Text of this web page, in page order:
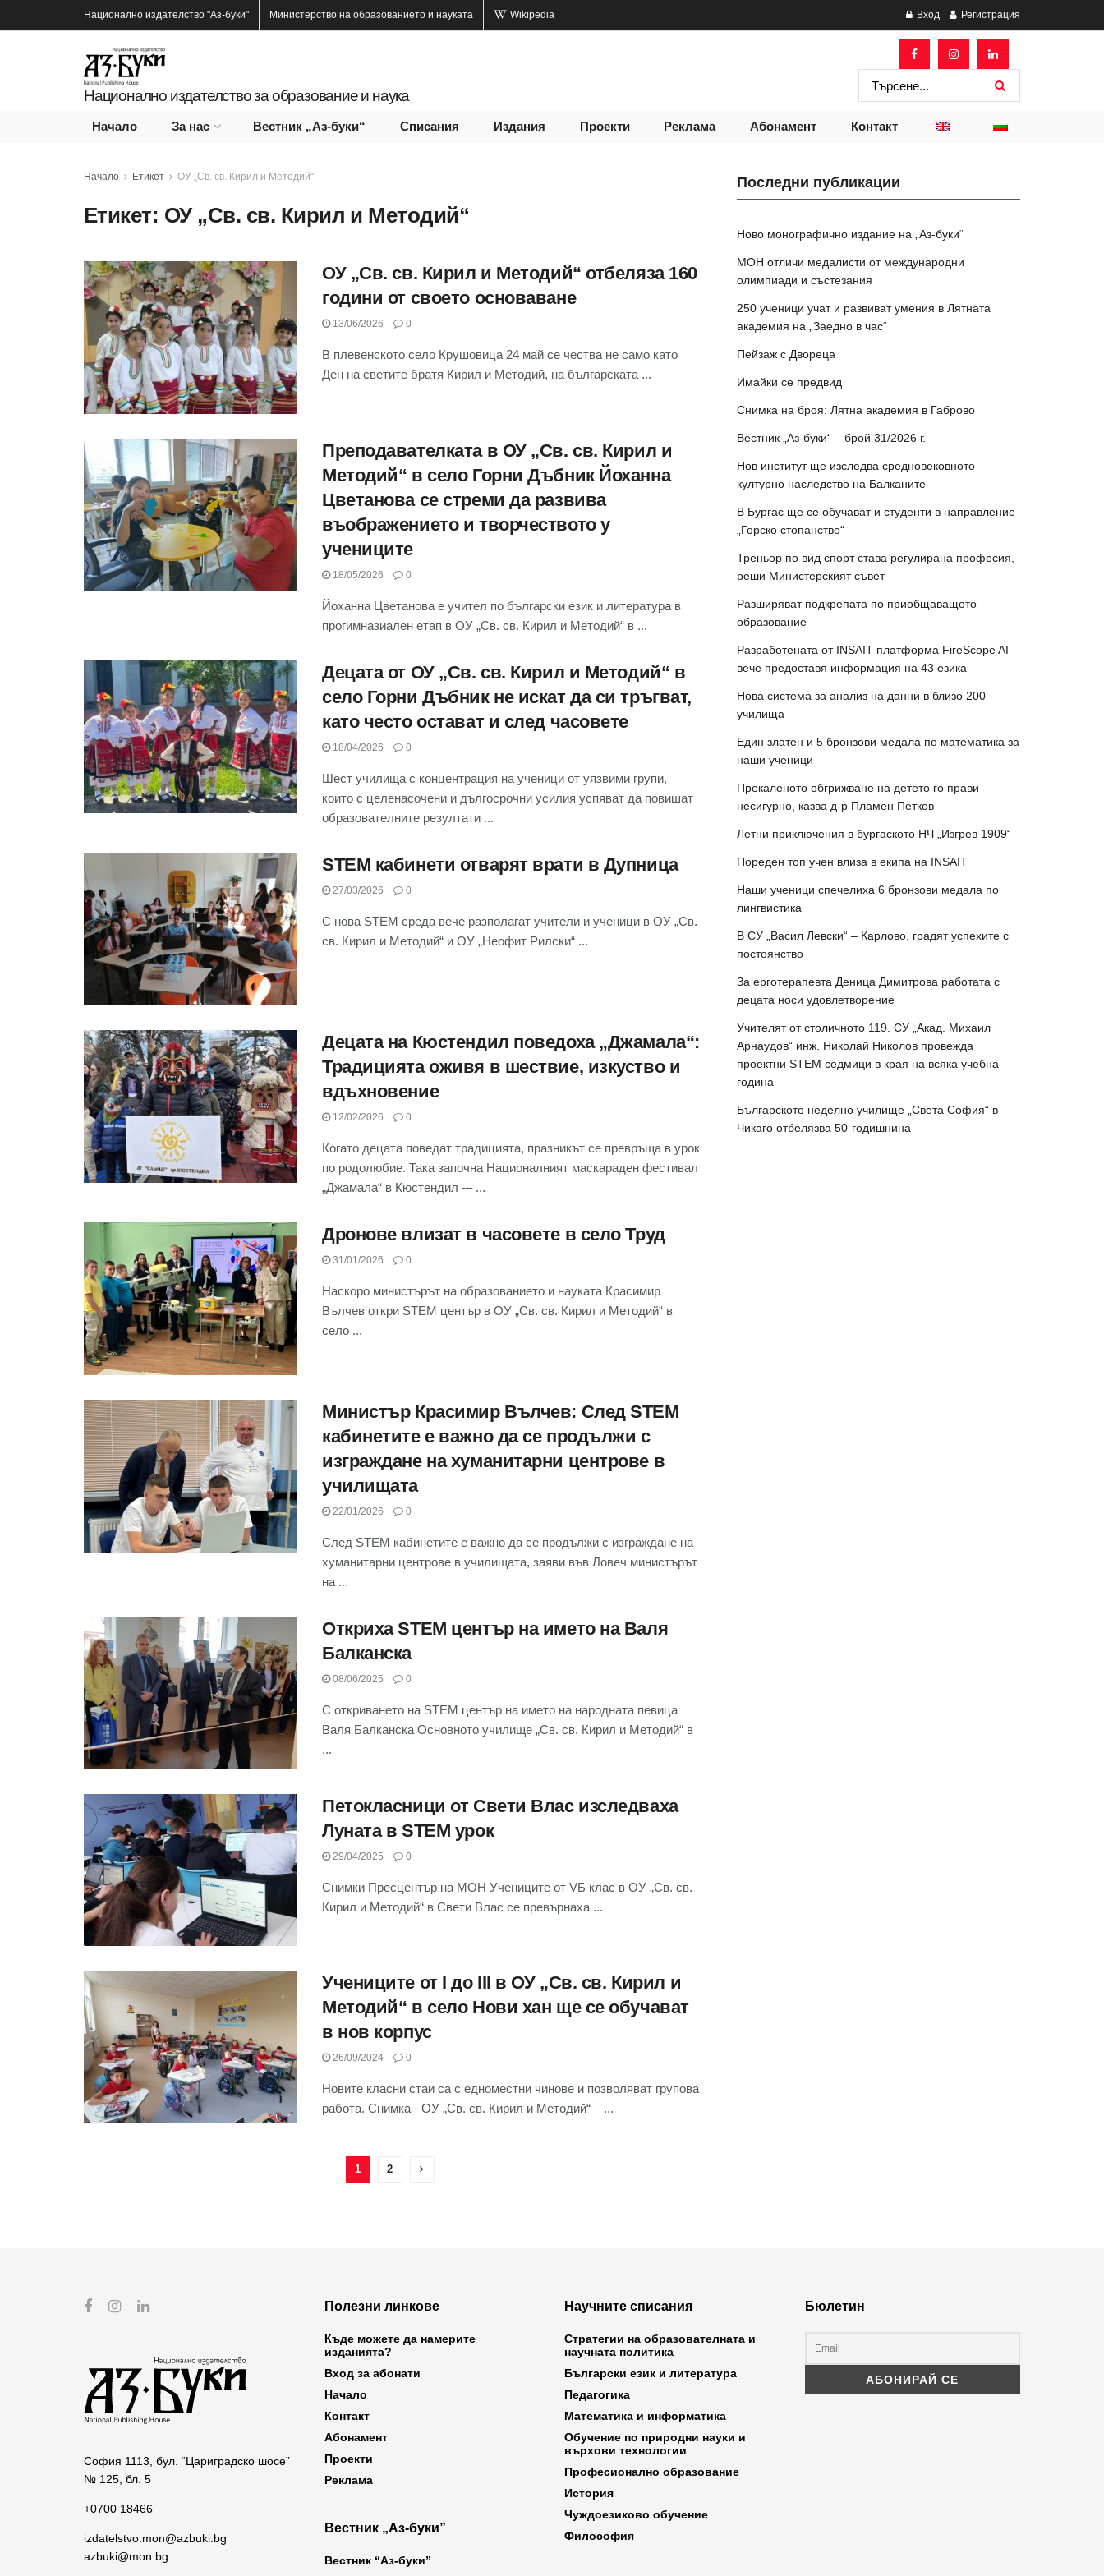
Национално издателство "Аз-буки" Министерство на образованието и науката Wikipedia Вход Регистрация
Национално издателство за образование и наука
Начало За нас Вестник „Аз-буки“ Списания Издания Проекти Реклама Абонамент Контакт
Начало Етикет ОУ „Св. св. Кирил и Методий“
Етикет: ОУ „Св. св. Кирил и Методий“
ОУ „Св. св. Кирил и Методий“ отбеляза 160
години от своето основаване
13/06/2026 0
В плевенското село Крушовица 24 май се чества не само като
Ден на светите братя Кирил и Методий, на българската ...
Преподавателката в ОУ „Св. св. Кирил и
Методий“ в село Горни Дъбник Йоханна
Цветанова се стреми да развива
въображението и творчеството у
учениците
18/05/2026 0
Йоханна Цветанова е учител по български език и литература в
прогимназиален етап в ОУ „Св. св. Кирил и Методий“ в ...
Децата от ОУ „Св. св. Кирил и Методий“ в
село Горни Дъбник не искат да си тръгват,
като често остават и след часовете
18/04/2026 0
Шест училища с концентрация на ученици от уязвими групи,
които с целенасочени и дългосрочни усилия успяват да повишат
образователните резултати ...
STEM кабинети отварят врати в Дупница
27/03/2026 0
С нова STEM среда вече разполагат учители и ученици в ОУ „Св.
св. Кирил и Методий“ и ОУ „Неофит Рилски“ ...
Децата на Кюстендил поведоха „Джамала“:
Традицията оживя в шествие, изкуство и
вдъхновение
12/02/2026 0
Когато децата поведат традицията, празникът се превръща в урок
по родолюбие. Така започна Националният маскараден фестивал
„Джамала“ в Кюстендил -– ...
Дронове влизат в часовете в село Труд
31/01/2026 0
Наскоро министърът на образованието и науката Красимир
Вълчев откри STEM център в ОУ „Св. св. Кирил и Методий“ в
село ...
Министър Красимир Вълчев: След STEM
кабинетите е важно да се продължи с
изграждане на хуманитарни центрове в
училищата
22/01/2026 0
След STEM кабинетите е важно да се продължи с изграждане на
хуманитарни центрове в училищата, заяви във Ловеч министърът
на ...
Откриха STEM център на името на Валя
Балканска
08/06/2025 0
С откриването на STEM център на името на народната певица
Валя Балканска Основното училище „Св. св. Кирил и Методий“ в
...
Петокласници от Свети Влас изследваха
Луната в STEM урок
29/04/2025 0
Снимки Пресцентър на МОН Учениците от VБ клас в ОУ „Св. св.
Кирил и Методий“ в Свети Влас се превърнаха ...
Учениците от I до III в ОУ „Св. св. Кирил и
Методий“ в село Нови хан ще се обучават
в нов корпус
26/09/2024 0
Новите класни стаи са с едноместни чинове и позволяват групова
работа. Снимка - ОУ „Св. св. Кирил и Методий“ – ...
1 2
Последни публикации
Ново монографично издание на „Аз-буки“
МОН отличи медалисти от международни
олимпиади и състезания
250 ученици учат и развиват умения в Лятната
академия на „Заедно в час“
Пейзаж с Двореца
Имайки се предвид
Снимка на броя: Лятна академия в Габрово
Вестник „Аз-буки“ – брой 31/2026 г.
Нов институт ще изследва средновековното
културно наследство на Балканите
В Бургас ще се обучават и студенти в направление
„Горско стопанство“
Треньор по вид спорт става регулирана професия,
реши Министерският съвет
Разширяват подкрепата по приобщаващото
образование
Разработената от INSAIT платформа FireScope AI
вече предоставя информация на 43 езика
Нова система за анализ на данни в близо 200
училища
Един златен и 5 бронзови медала по математика за
наши ученици
Прекаленото обгрижване на детето го прави
несигурно, казва д-р Пламен Петков
Летни приключения в бургаското НЧ „Изгрев 1909“
Пореден топ учен влиза в екипа на INSAIT
Наши ученици спечелиха 6 бронзови медала по
лингвистика
В СУ „Васил Левски“ – Карлово, градят успехите с
постоянство
За ерготерапевта Деница Димитрова работата с
децата носи удовлетворение
Учителят от столичното 119. СУ „Акад. Михаил
Арнаудов“ инж. Николай Николов провежда
проектни STEM седмици в края на всяка учебна
година
Българското неделно училище „Света София“ в
Чикаго отбелязва 50-годишнина
София 1113, бул. “Цариградско шосе”
№ 125, бл. 5
+0700 18466
izdatelstvo.mon@azbuki.bg
azbuki@mon.bg
Полезни линкове
Къде можете да намерите
изданията?
Вход за абонати
Начало
Контакт
Абонамент
Проекти
Реклама
Вестник „Аз-буки”
Вестник “Аз-буки”
Научните списания
Стратегии на образователната и
научната политика
Български език и литература
Педагогика
Математика и информатика
Обучение по природни науки и
върхови технологии
Професионално образование
История
Чуждоезиково обучение
Философия
Бюлетин